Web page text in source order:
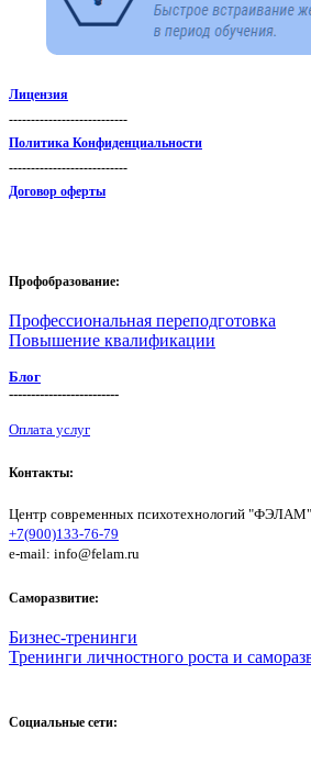
Лицензия
---------------------------
Политика Конфиденциальности
---------------------------
Договор оферты
Профобразование:
Профессиональная переподготовка
Повышение квалификации
Блог
-------------------------
Оплата услуг
Контакты:
Центр современных психотехнологий "ФЭЛАМ"
+7(900)133-76-79
e-mail: info@felam.ru
Саморазвитие:
Бизнес-тренинги
Тренинги личностного роста и
Социальные сети: